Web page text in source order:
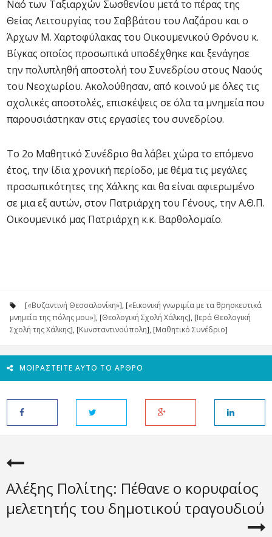
Ναό των Ταξιαρχών Σωσθενίου μετά το πέρας της
Θείας Λειτουργίας του Σαββάτου του Λαζάρου και ο
Άρχων Μ. Χαρτοφύλακας του Οικουμενικού Θρόνου κ.
Βίγκας οποίος προσωπικά υποδέχθηκε και ξενάγησε
την πολυπληθή αποστολή του Συνεδρίου στους Ναούς
του Νεοχωρίου. Ακολούθησαν, από κοινού με όλες τις
σχολικές αποστολές, επισκέψεις σε όλα τα μνημεία που
παρουσιάστηκαν στις εργασίες του συνεδρίου.
Το 2ο Μαθητικό Συνέδριο θα λάβει χώρα το επόμενο
έτος, την ίδια χρονική περίοδο, με θέμα τις μεγάλες
προσωπικότητες της Χάλκης και θα είναι αφιερωμένο
σε μια εξ αυτών, στον Πατριάρχη του Γένους, την Α.Θ.Π.
Οικουμενικό μας Πατριάρχη κ.κ. Βαρθολομαίο.
[«Βυζαντινή Θεσσαλονίκη»], [«Εικονική γνωριμία με τα θρησκευτικά
μνημεία της πόλης μου»], [Θεολογική Σχολή Χάλκης], [Ιερά Θεολογική
Σχολή της Χάλκης], [Κωνσταντινούπολη], [Μαθητικό Συνέδριο]
ΜΟΙΡΑΣΤΕΊΤΕ ΑΥΤΌ ΤΟ ΆΡΘΡΟ
Αλέξης Πολίτης: Πέθανε ο κορυφαίος
μελετητής του δημοτικού τραγουδιού